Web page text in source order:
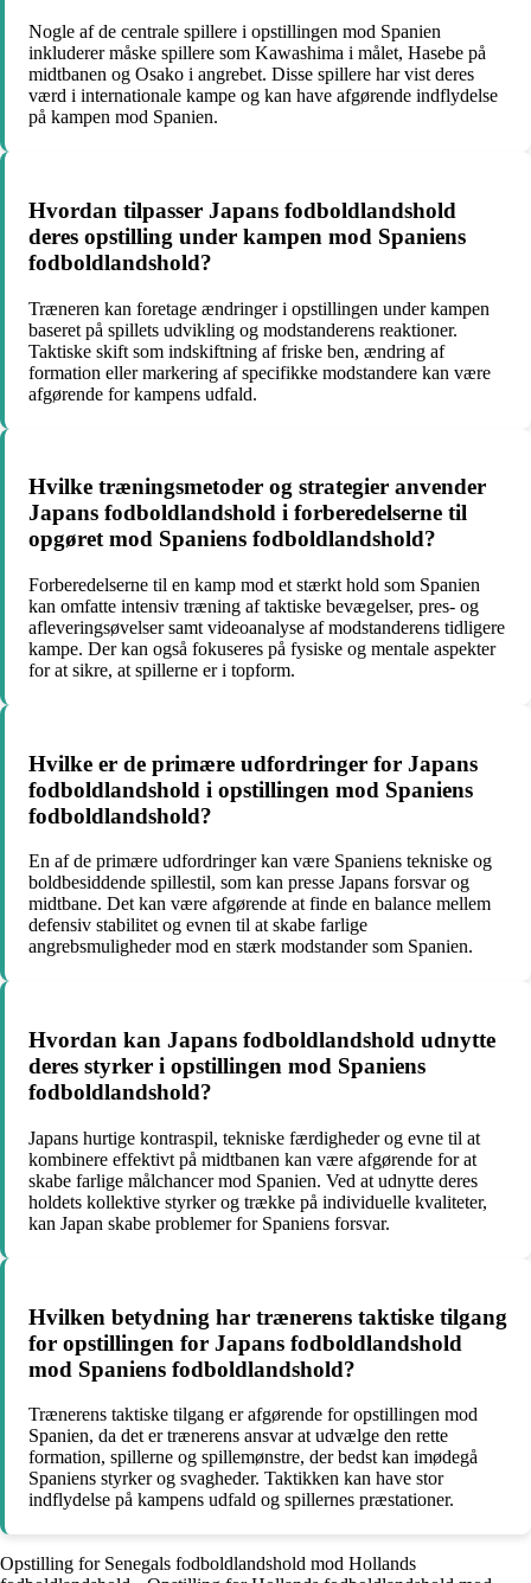
Nogle af de centrale spillere i opstillingen mod Spanien
inkluderer måske spillere som Kawashima i målet, Hasebe på
midtbanen og Osako i angrebet. Disse spillere har vist deres
værd i internationale kampe og kan have afgørende indflydelse
på kampen mod Spanien.
Hvordan tilpasser Japans fodboldlandshold
deres opstilling under kampen mod Spaniens
fodboldlandshold?
Træneren kan foretage ændringer i opstillingen under kampen
baseret på spillets udvikling og modstanderens reaktioner.
Taktiske skift som indskiftning af friske ben, ændring af
formation eller markering af specifikke modstandere kan være
afgørende for kampens udfald.
Hvilke træningsmetoder og strategier anvender
Japans fodboldlandshold i forberedelserne til
opgøret mod Spaniens fodboldlandshold?
Forberedelserne til en kamp mod et stærkt hold som Spanien
kan omfatte intensiv træning af taktiske bevægelser, pres- og
afleveringsøvelser samt videoanalyse af modstanderens tidligere
kampe. Der kan også fokuseres på fysiske og mentale aspekter
for at sikre, at spillerne er i topform.
Hvilke er de primære udfordringer for Japans
fodboldlandshold i opstillingen mod Spaniens
fodboldlandshold?
En af de primære udfordringer kan være Spaniens tekniske og
boldbesiddende spillestil, som kan presse Japans forsvar og
midtbane. Det kan være afgørende at finde en balance mellem
defensiv stabilitet og evnen til at skabe farlige
angrebsmuligheder mod en stærk modstander som Spanien.
Hvordan kan Japans fodboldlandshold udnytte
deres styrker i opstillingen mod Spaniens
fodboldlandshold?
Japans hurtige kontraspil, tekniske færdigheder og evne til at
kombinere effektivt på midtbanen kan være afgørende for at
skabe farlige målchancer mod Spanien. Ved at udnytte deres
holdets kollektive styrker og trække på individuelle kvaliteter,
kan Japan skabe problemer for Spaniens forsvar.
Hvilken betydning har trænerens taktiske tilgang
for opstillingen for Japans fodboldlandshold
mod Spaniens fodboldlandshold?
Trænerens taktiske tilgang er afgørende for opstillingen mod
Spanien, da det er trænerens ansvar at udvælge den rette
formation, spillerne og spillemønstre, der bedst kan imødegå
Spaniens styrker og svagheder. Taktikken kan have stor
indflydelse på kampens udfald og spillernes præstationer.
Opstilling for Senegals fodboldlandshold mod Hollands